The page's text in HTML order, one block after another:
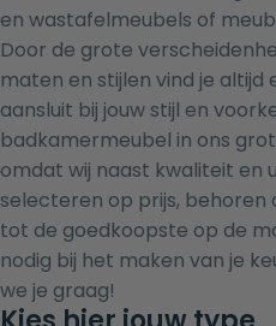
en wastafelmeubels of
Door de grote
maten en stijlen vind je altijd
aansluit bij jouw stijl en
badkamermeubel in ons
omdat wij naast kwaliteit en
selecteren op prijs, behoren
tot de goedkoopste op de
nodig bij het maken van je
we je graag!